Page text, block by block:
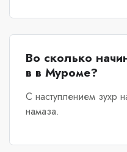
Во сколько
в в Муроме?
С наступлением зухр
намаза.